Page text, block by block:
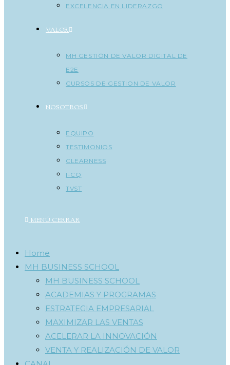
EXCELENCIA EN LIDERAZGO
VALOR
MH GESTIÓN DE VALOR DIGITAL DE
E2E
CURSOS DE GESTION DE VALOR
NOSOTROS
EQUIPO
TESTIMONIOS
CLEARNESS
I-CQ
TVST
MENÚ CERRAR
Home
MH BUSINESS SCHOOL
MH BUSINESS SCHOOL
ACADEMIAS Y PROGRAMAS
ESTRATEGIA EMPRESARIAL
MAXIMIZAR LAS VENTAS
ACELERAR LA INNOVACIÓN
VENTA Y REALIZACIÓN DE VALOR